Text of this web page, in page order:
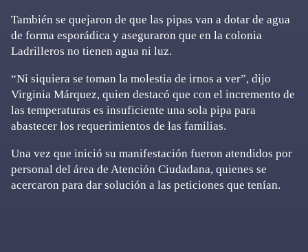
También se quejaron de que las pipas van a dotar de agua
de forma esporádica y aseguraron que en la colonia
Ladrilleros no tienen agua ni luz.
“Ni siquiera se toman la molestia de irnos a ver”, dijo
Virginia Márquez, quien destacó que con el incremento de
las temperaturas es insuficiente una sola pipa para
abastecer los requerimientos de las familias.
Una vez que inició su manifestación fueron atendidos por
personal del área de Atención Ciudadana, quienes se
acercaron para dar solución a las peticiones que tenían.